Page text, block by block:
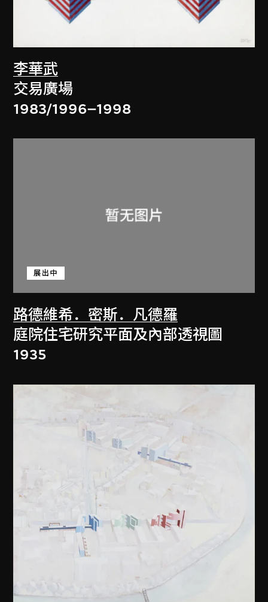
李華武
交易廣場
1983/1996–1998
路德維希．密斯．凡德羅
展出中
庭院住宅研究平面及內部透視圖
1935